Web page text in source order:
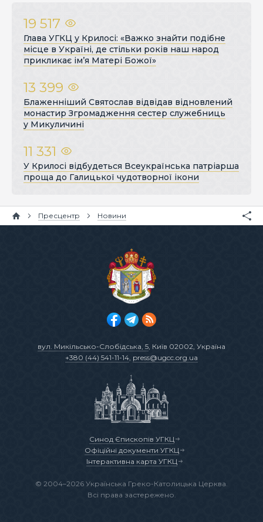
19 517
Глава УГКЦ у Крилосі: «Важко знайти подібне
місце в Україні, де стільки років наш народ
прикликає ім’я Матері Божої»
13 399
Блаженніший Святослав відвідав відновлений
монастир Згромадження сестер служебниць
у Микуличині
11 331
У Крилосі відбудеться Всеукраїнська патріарша
проща до Галицької чудотворної ікони
Пресцентр Новини
вул. Микільсько-Слобідська, 5, Київ 02002, Україна
+380 (44) 541-11-14, press@ugcc.org.ua
Синод Єпископів УГКЦ
Офіційні документи УГКЦ
Інтерактивна карта УГКЦ
© 2004–2026 Українська Греко-Католицька Церква.
Всі права застережено.